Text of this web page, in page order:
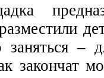
–
закончат